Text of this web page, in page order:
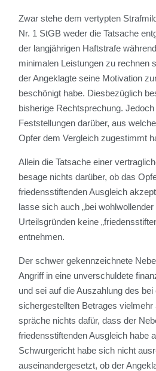
Zwar stehe dem vertypten
Nr. 1 StGB weder die Tatsache
der langjährigen Haftstrafe
minimalen Leistungen zu rechnen
der Angeklagte seine Motivation
beschönigt habe. Diesbezüglich
bisherige Rechtsprechung.
Feststellungen darüber, aus
Opfer dem Vergleich zugestimmt
Allein die Tatsache einer
besage nichts darüber, ob das
friedensstiftenden Ausgleich
lasse sich auch „bei wohlwollender
Urteilsgründen keine
entnehmen.
Der schwer gekennzeichnete
Angriff in eine unverschuldete
und sei auf die Auszahlung des
sichergestellten Betrages
spräche nichts dafür, dass der
friedensstiftenden Ausgleich habe
Schwurgericht habe sich nicht
auseinandergesetzt, ob der